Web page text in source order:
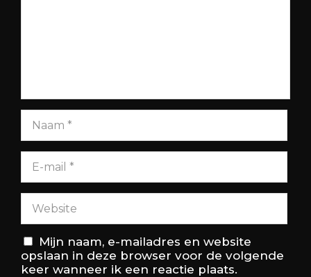
Mijn naam, e-mailadres en website
opslaan in deze browser voor de volgende
keer wanneer ik een reactie plaats.